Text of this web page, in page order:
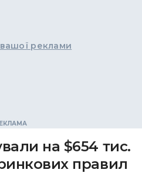
реклами
на $654 тис.
правил